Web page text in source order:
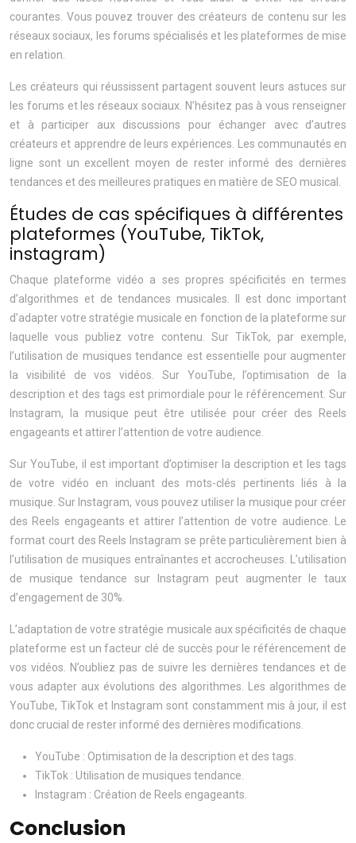
courantes. Vous pouvez trouver des créateurs de contenu sur les
réseaux sociaux, les forums spécialisés et les plateformes de mise
en relation.
Les créateurs qui réussissent partagent souvent leurs astuces sur
les forums et les réseaux sociaux. N’hésitez pas à vous renseigner
et à participer aux discussions pour échanger avec d’autres
créateurs et apprendre de leurs expériences. Les communautés en
ligne sont un excellent moyen de rester informé des dernières
tendances et des meilleures pratiques en matière de SEO musical.
Études de cas spécifiques à différentes
plateformes (YouTube, TikTok,
instagram)
Chaque plateforme vidéo a ses propres spécificités en termes
d’algorithmes et de tendances musicales. Il est donc important
d’adapter votre stratégie musicale en fonction de la plateforme sur
laquelle vous publiez votre contenu. Sur TikTok, par exemple,
l’utilisation de musiques tendance est essentielle pour augmenter
la visibilité de vos vidéos. Sur YouTube, l’optimisation de la
description et des tags est primordiale pour le référencement. Sur
Instagram, la musique peut être utilisée pour créer des Reels
engageants et attirer l’attention de votre audience.
Sur YouTube, il est important d’optimiser la description et les tags
de votre vidéo en incluant des mots-clés pertinents liés à la
musique. Sur Instagram, vous pouvez utiliser la musique pour créer
des Reels engageants et attirer l’attention de votre audience. Le
format court des Reels Instagram se prête particulièrement bien à
l’utilisation de musiques entraînantes et accrocheuses. L’utilisation
de musique tendance sur Instagram peut augmenter le taux
d’engagement de 30%.
L’adaptation de votre stratégie musicale aux spécificités de chaque
plateforme est un facteur clé de succès pour le référencement de
vos vidéos. N’oubliez pas de suivre les dernières tendances et de
vous adapter aux évolutions des algorithmes. Les algorithmes de
YouTube, TikTok et Instagram sont constamment mis à jour, il est
donc crucial de rester informé des dernières modifications.
YouTube : Optimisation de la description et des tags.
TikTok : Utilisation de musiques tendance.
Instagram : Création de Reels engageants.
Conclusion